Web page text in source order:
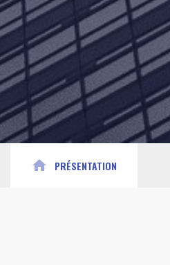
home PRÉSENTATION